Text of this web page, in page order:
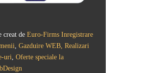
creat de Euro-Firms Inregistrare
Gazduire WEB, Realizari
uri
Oferte speciale la